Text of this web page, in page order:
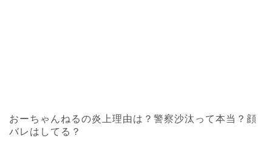
おーちゃんねるの炎上理由は？警察沙汰って本当？顔
バレはしてる？